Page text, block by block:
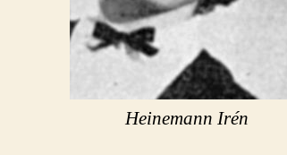
Heinemann Irén